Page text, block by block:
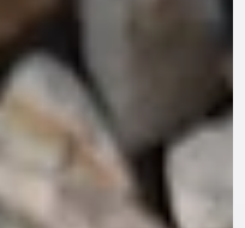
un bourdonnement
l'approche de cette arbuste
des poètes et des artistes à
son parfum délicat évoque
d'enfance et de moments
bien que